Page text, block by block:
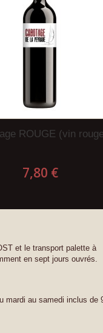
ROUGE (vin
7,80 €
et le transport palette à
en sept jours ouvrés.
mardi au samedi inclus de